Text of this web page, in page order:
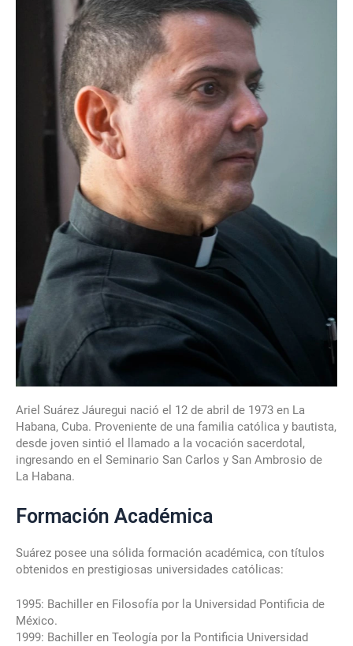
Ariel Suárez Jáuregui nació el 12 de abril de 1973 en La
Habana, Cuba. Proveniente de una familia católica y bautista,
desde joven sintió el llamado a la vocación sacerdotal,
ingresando en el Seminario San Carlos y San Ambrosio de
La Habana.
Formación Académica
Suárez posee una sólida formación académica, con títulos
obtenidos en prestigiosas universidades católicas:
1995: Bachiller en Filosofía por la Universidad Pontificia de
México.
1999: Bachiller en Teología por la Pontificia Universidad